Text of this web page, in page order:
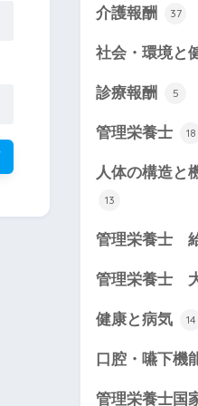
介護報酬 37
社会・環境と
診療報酬 5
管理栄養士 18
人体の構造と
13
管理栄養士
管理栄養士
健康と病気 14
口腔・嚥下機
管理栄養士国